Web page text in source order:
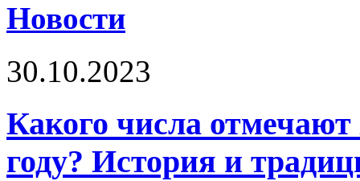
Новости
30.10.2023
Какого числа
году? История и